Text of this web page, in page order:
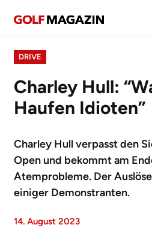
DRIVE
Charley Hull:
Haufen Idioten”
Charley Hull verpasst den
Open und bekommt am
Atemprobleme. Der
einiger Demonstranten.
14. August 2023